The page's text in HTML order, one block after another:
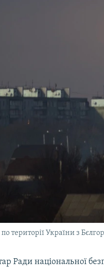
території України з
Ради національної